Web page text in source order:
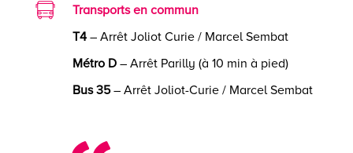
Transports en commun
T4– Arrêt Joliot Curie / Marcel Sembat
Métro D– Arrêt Parilly (à 10 min à pied)
Bus 35– Arrêt Joliot-Curie / Marcel Sembat